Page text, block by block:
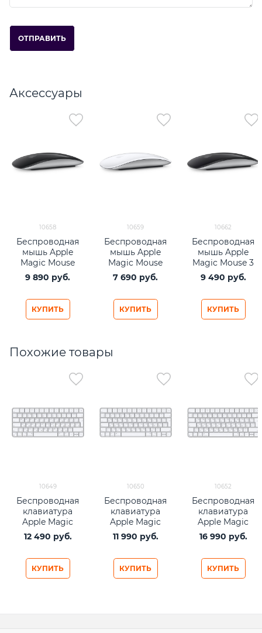
Аксессуары
10658
Беспроводная
мышь Apple
Magic Mouse
(USB-C) - Black
Multi-Touch
9 890 руб.
КУПИТЬ
10659
Беспроводная
мышь Apple
Magic Mouse
(USB-C) - White
Multi-Touch
7 690 руб.
КУПИТЬ
10662
Беспроводная
мышь Apple
Magic Mouse 3
Black
9 490 руб.
КУПИТЬ
Похожие товары
10649
Беспроводная
клавиатура
Apple Magic
Keyboard
12 490 руб.
КУПИТЬ
10650
Беспроводная
клавиатура
Apple Magic
Keyboard (USB-
C)
11 990 руб.
КУПИТЬ
10652
Беспроводная
клавиатура
Apple Magic
Keyboard с
Touch ID (USB-C)
16 990 руб.
КУПИТЬ